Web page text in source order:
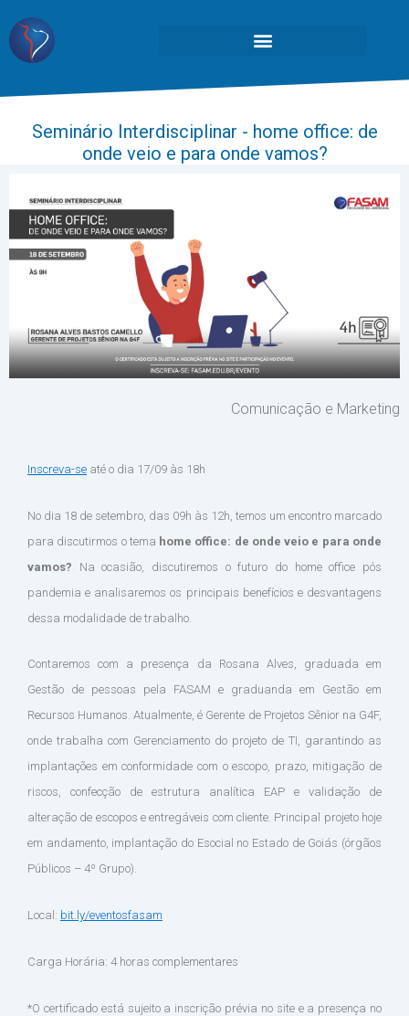
Seminário Interdisciplinar - home office: de
onde veio e para onde vamos?
Comunicação e Marketing
Inscreva-se até o dia 17/09 às 18h
No dia 18 de setembro, das 09h às 12h, temos um encontro marcado
para discutirmos o tema home office: de onde veio e para onde
vamos? Na ocasião, discutiremos o futuro do home office pós
pandemia e analisaremos os principais benefícios e desvantagens
dessa modalidade de trabalho.
Contaremos com a presença da Rosana Alves, graduada em
Gestão de pessoas pela FASAM e graduanda em Gestão em
Recursos Humanos. Atualmente, é Gerente de Projetos Sênior na G4F,
onde trabalha com Gerenciamento do projeto de TI, garantindo as
implantações em conformidade com o escopo, prazo, mitigação de
riscos, confecção de estrutura analítica EAP e validação de
alteração de escopos e entregáveis com cliente. Principal projeto hoje
em andamento, implantação do Esocial no Estado de Goiás (órgãos
Públicos – 4º Grupo).
Local: bit.ly/eventosfasam
Carga Horária: 4 horas complementares
*O certificado está sujeito a inscrição prévia no site e a presença no